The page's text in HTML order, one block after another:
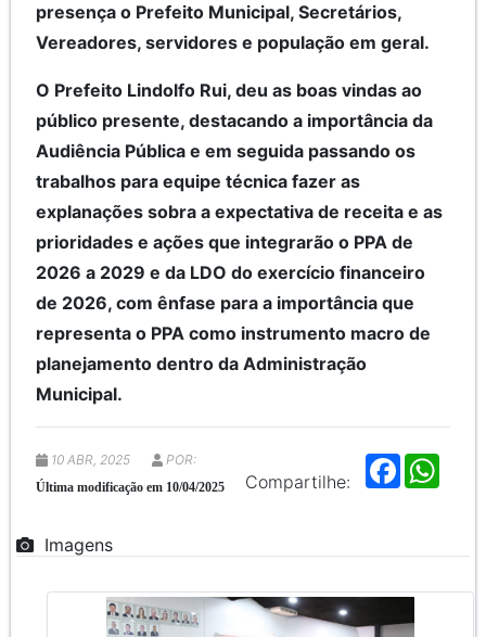
presença o Prefeito Municipal, Secretários,
Vereadores, servidores e população em geral.
O Prefeito Lindolfo Rui, deu as boas vindas ao
público presente, destacando a importância da
Audiência Pública e em seguida passando os
trabalhos para equipe técnica fazer as
explanações sobra a expectativa de receita e as
prioridades e ações que integrarão o PPA de
2026 a 2029 e da LDO do exercício financeiro
de 2026, com ênfase para a importância que
representa o PPA como instrumento macro de
planejamento dentro da Administração
Municipal.
Compartilhe:
F
a
10 ABR, 2025 POR:
Última modificação em 10/04/2025
Imagens